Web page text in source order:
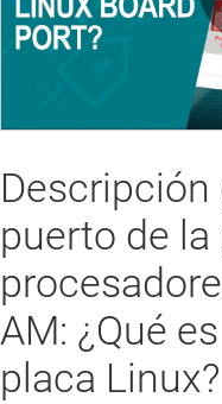
Descripción
puerto de la
AM: ¿Qué
placa Linux?